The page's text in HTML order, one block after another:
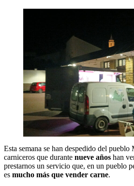
Esta semana se han despedido del
carniceros que durante nueve años han
prestarnos un servicio que, en un pueblo
es mucho más que vender carne.